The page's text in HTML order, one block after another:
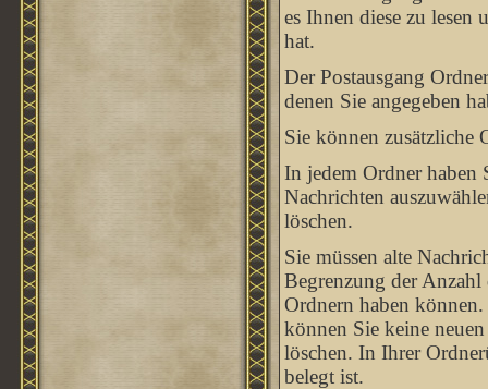
es Ihnen diese zu lesen
hat.
Der Postausgang
denen Sie angegeben
Sie können zusätzliche
In jedem Ordner haben
Nachrichten
löschen.
Sie müssen alte
Begrenzung der
Ordnern haben
können Sie keine
löschen. In Ihrer
belegt ist.